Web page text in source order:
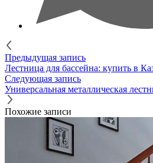
Предыдущая запись
Лестница для бассейна: купить в
Следующая запись
Универсальная металлическая
Похожие записи